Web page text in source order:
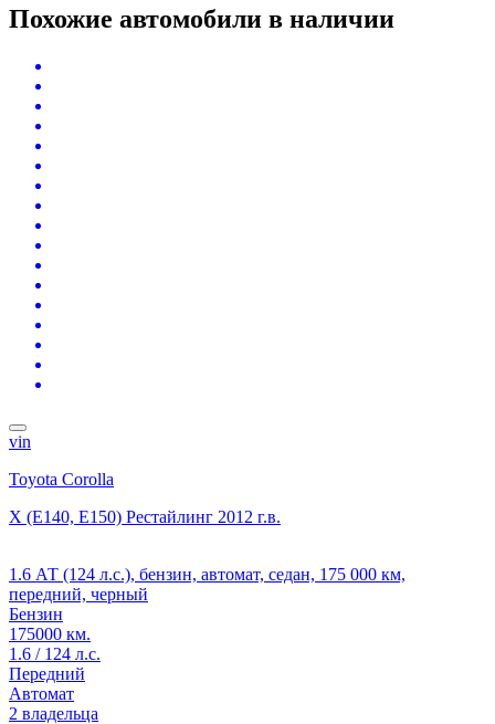
Похожие автомобили в наличии
vin
Toyota Corolla
X (E140, E150) Рестайлинг 2012 г.в.
1.6 АТ (124 л.с.), бензин, автомат, седан, 175 000 км,
передний, черный
Бензин
175000 км.
1.6 / 124 л.с.
Передний
Автомат
2 владельца